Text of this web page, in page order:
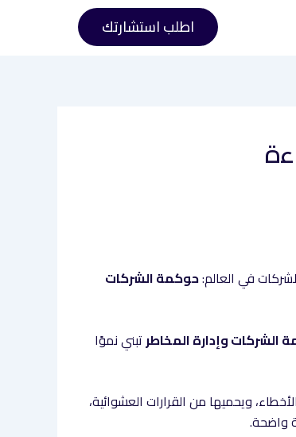
اطلب استشارتك
في العالم:حوكمة الشركات
الشركات وإدارة المخاطر تبني نموًا
ويحميها من القرارات العشوائية،
واضحة.